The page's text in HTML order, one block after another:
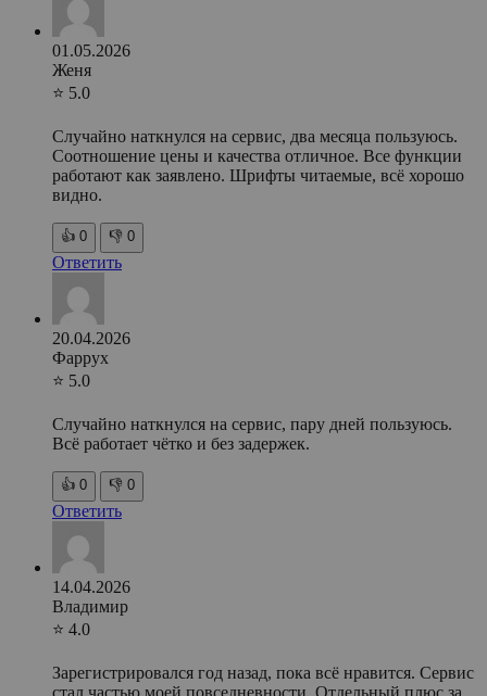
01.05.2026
Женя
⭐ 5.0
Случайно наткнулся на сервис, два месяца пользуюсь.
Соотношение цены и качества отличное. Все функции
работают как заявлено. Шрифты читаемые, всё хорошо
видно.
👍 0 👎 0
Ответить
20.04.2026
Фаррух
⭐ 5.0
Случайно наткнулся на сервис, пару дней пользуюсь.
Всё работает чётко и без задержек.
👍 0 👎 0
Ответить
14.04.2026
Владимир
⭐ 4.0
Зарегистрировался год назад, пока всё нравится. Сервис